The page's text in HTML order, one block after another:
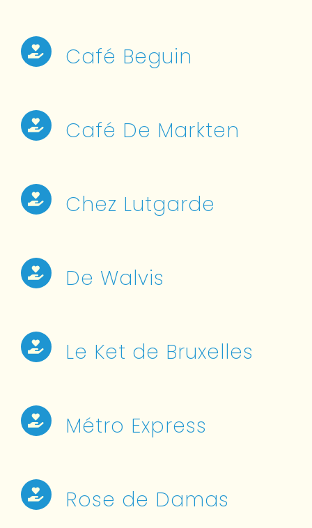
Café Beguin
Café De Markten
Chez Lutgarde
De Walvis
Le Ket de Bruxelles
Métro Express
Rose de Damas